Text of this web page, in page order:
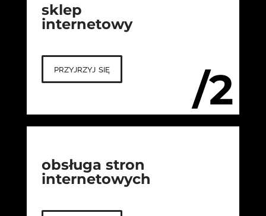
/2
sklep
internetowy
przyjrzyj się
obsługa stron
internetowych